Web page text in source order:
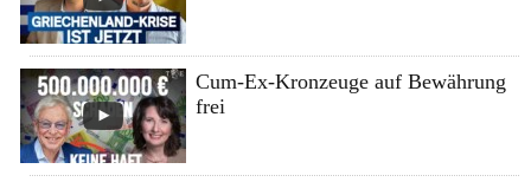
Cum-Ex-Kronzeuge auf Bewährung
frei